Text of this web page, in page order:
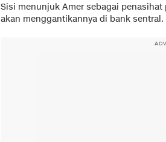
Sisi menunjuk Amer sebagai
akan menggantikannya di bank sentral.